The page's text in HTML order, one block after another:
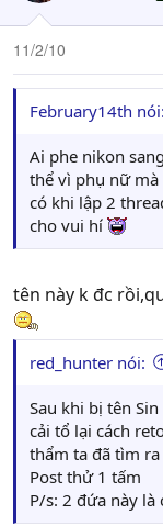
11/2/10
February14th nói:
Ai phe nikon
thể vì phụ nữ
có khi lập 2
cho vui hí
tên này k đc
red_hunter nói:
Sau khi bị tên
cải tổ lại cách
thẩm ta đã tìm
Post thử 1 tấm
P/s: 2 đứa này là